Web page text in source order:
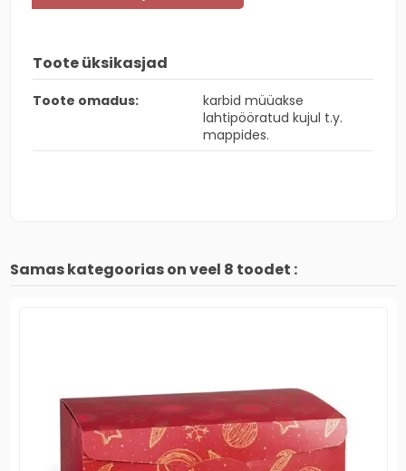
Toote üksikasjad
Toote omadus:
karbid müüakse
lahtipööratud kujul t.y.
mappides.
Samas kategoorias on veel 8 toodet :